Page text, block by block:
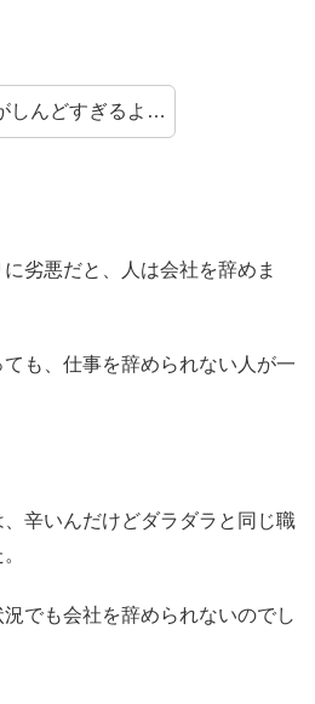
しんどすぎるよ…
劣悪だと、人は会社を辞めま
も、仕事を辞められない人が一
辛いんだけどダラダラと同じ職
でも会社を辞められないのでし